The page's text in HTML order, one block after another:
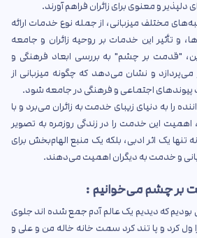
دلپذیر و معنوی برای زائران فراهم آورند.
مختلف میزبانی، از جمله نوع خدمات ارائه
تأثیر این خدمات بر روحیه زائران و جامعه
"قدمت بر چشم" به بررسی ابعاد فرهنگی و
می‌پردازد و نشان می‌دهد که چگونه میزبانی از
پیوندهای اجتماعی و فرهنگی در جامعه شود.
را به دنیای زیبای خدمت به زائران می‌برد و با
این خدمت را در زندگی روزمره به تصویر
یک اثر ادبی، بلکه یک منبع الهام‌بخش برای
و خدمت به دیگران اهمیت می‌دهند.
بر چشم می‌خوانیم :
که دیدیم یک عالم آدم جمع شده اند جلوی
ول کرد و پا تند کرد سمت خانه خاله من و علی و